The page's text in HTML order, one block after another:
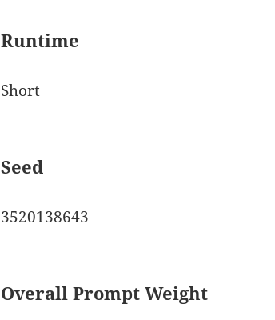
Runtime
Short
Seed
3520138643
Overall Prompt Weight